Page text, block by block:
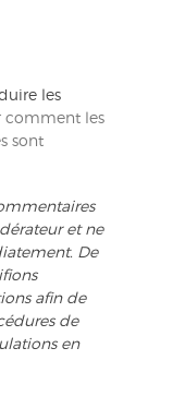
les
comment les
sont
et ne
De
afin de
de
en